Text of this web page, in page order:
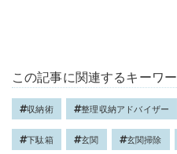
この記事に関連するキーワ
収納術 整理収納アドバイザー
下駄箱 玄関 玄関掃除